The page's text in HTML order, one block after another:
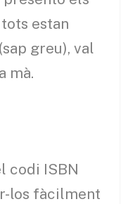
estan
greu), val
mà.
codi ISBN
los fàcilment